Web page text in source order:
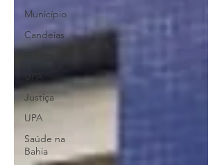
Município
Candeias
UPA
Justiça
UPA
Saúde na
Bahia